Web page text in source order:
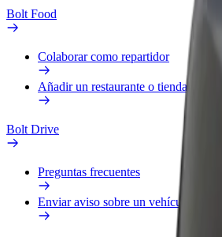
Bolt Food
Colaborar como repartidor
Añadir un restaurante o tienda
Bolt Drive
Preguntas frecuentes
Enviar aviso sobre un vehículo